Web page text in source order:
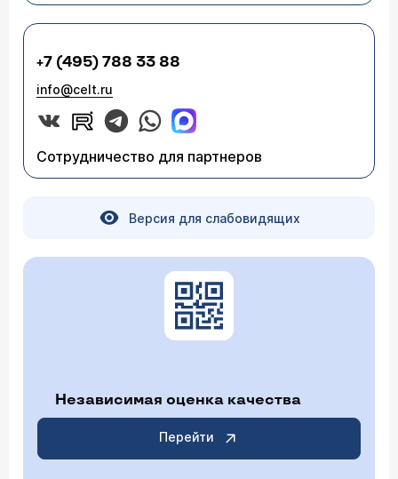
+7 (495) 788 33 88
info@celt.ru
Сотрудничество для партнеров
Версия для слабовидящих
Независимая оценка качества
Перейти